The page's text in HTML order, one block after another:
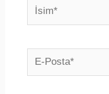
İsim*
E-
Posta*